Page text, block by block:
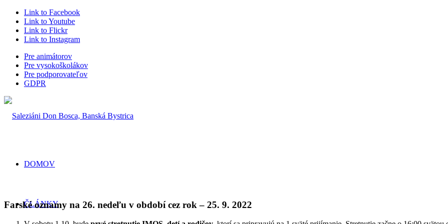
Link to Facebook
Link to Youtube
Link to Flickr
Link to Instagram
Pre animátorov
Pre vysokoškolákov
Pre podporovateľov
GDPR
DOMOV
ČLÁNKY
Farské oznamy na 26. nedeľu v období cez rok – 25. 9. 2022